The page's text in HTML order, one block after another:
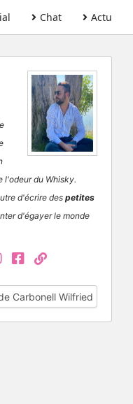
Chat Actu
l'odeur du Whisky.
d'écrire des petites
d'égayer le monde
Carbonell Wilfried